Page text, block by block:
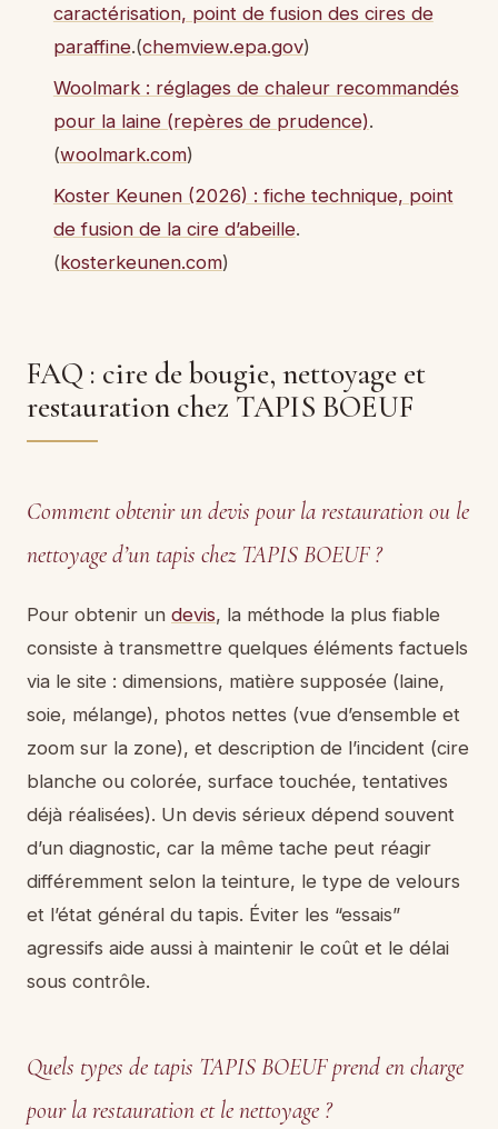
caractérisation, point de fusion des cires de
paraffine.(chemview.epa.gov)
Woolmark : réglages de chaleur recommandés
pour la laine (repères de prudence).
(woolmark.com)
Koster Keunen (2026) : fiche technique, point
de fusion de la cire d’abeille.
(kosterkeunen.com)
FAQ : cire de bougie, nettoyage et
restauration chez TAPIS BOEUF
Comment obtenir un devis pour la restauration ou le
nettoyage d’un tapis chez TAPIS BOEUF ?
Pour obtenir un devis, la méthode la plus fiable
consiste à transmettre quelques éléments factuels
via le site : dimensions, matière supposée (laine,
soie, mélange), photos nettes (vue d’ensemble et
zoom sur la zone), et description de l’incident (cire
blanche ou colorée, surface touchée, tentatives
déjà réalisées). Un devis sérieux dépend souvent
d’un diagnostic, car la même tache peut réagir
différemment selon la teinture, le type de velours
et l’état général du tapis. Éviter les “essais”
agressifs aide aussi à maintenir le coût et le délai
sous contrôle.
Quels types de tapis TAPIS BOEUF prend en charge
pour la restauration et le nettoyage ?